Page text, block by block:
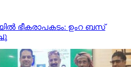
ഭീകരാപകടം: ഉംറ ബസ്